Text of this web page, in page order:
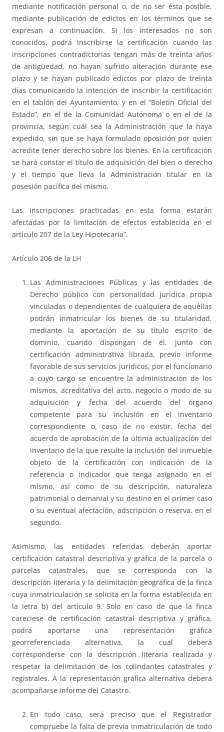
mediante notificación personal o, de no ser ésta posible,
mediante publicación de edictos en los términos que se
expresan a continuación. Si los interesados no son
conocidos, podrá inscribirse la certificación cuando las
inscripciones contradictorias tengan más de treinta años
de antigüedad, no hayan sufrido alteración durante ese
plazo y se hayan publicado edictos por plazo de treinta
días comunicando la intención de inscribir la certificación
en el tablón del Ayuntamiento, y en el “Boletín Oficial del
Estado”, en el de la Comunidad Autónoma o en el de la
provincia, según cuál sea la Administración que la haya
expedido, sin que se haya formulado oposición por quien
acredite tener derecho sobre los bienes. En la certificación
se hará constar el título de adquisición del bien o derecho
y el tiempo que lleva la Administración titular en la
posesión pacífica del mismo.
Las inscripciones practicadas en esta forma estarán
afectadas por la limitación de efectos establecida en el
artículo 207 de la Ley Hipotecaria”.
Artículo 206 de la LH
Las Administraciones Públicas y las entidades de
Derecho público con personalidad jurídica propia
vinculadas o dependientes de cualquiera de aquéllas
podrán inmatricular los bienes de su titularidad,
mediante la aportación de su título escrito de
dominio, cuando dispongan de él, junto con
certificación administrativa librada, previo informe
favorable de sus servicios jurídicos, por el funcionario
a cuyo cargo se encuentre la administración de los
mismos, acreditativa del acto, negocio o modo de su
adquisición y fecha del acuerdo del órgano
competente para su inclusión en el inventario
correspondiente o, caso de no existir, fecha del
acuerdo de aprobación de la última actualización del
inventario de la que resulte la inclusión del inmueble
objeto de la certificación con indicación de la
referencia o indicador que tenga asignado en el
mismo, así como de su descripción, naturaleza
patrimonial o demanial y su destino en el primer caso
o su eventual afectación, adscripción o reserva, en el
segundo.
Asimismo, las entidades referidas deberán aportar
certificación catastral descriptiva y gráfica de la parcela o
parcelas catastrales, que se corresponda con la
descripción literaria y la delimitación geográfica de la finca
cuya inmatriculación se solicita en la forma establecida en
la letra b) del artículo 9. Solo en caso de que la finca
careciese de certificación catastral descriptiva y gráfica,
podrá aportarse una representación gráfica
georreferenciada alternativa, la cual deberá
corresponderse con la descripción literaria realizada y
respetar la delimitación de los colindantes catastrales y
registrales. A la representación gráfica alternativa deberá
acompañarse informe del Catastro.
En todo caso, será preciso que el Registrador
compruebe la falta de previa inmatriculación de todo